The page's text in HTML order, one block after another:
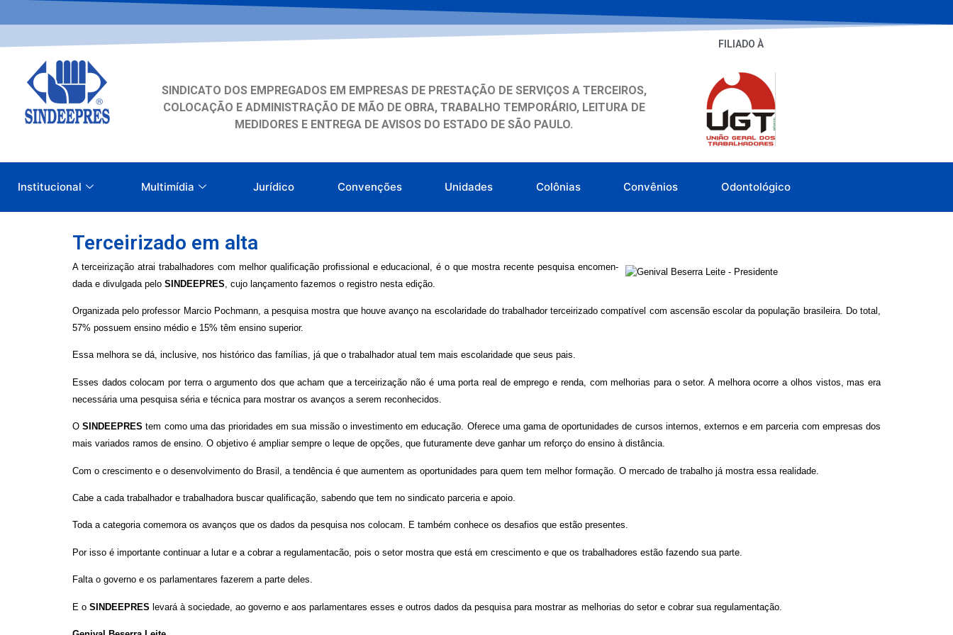
SINDICATO DOS EMPREGADOS EM EMPRESAS DE PRESTAÇÃO DE SERVIÇOS A TERCEIROS,
COLOCAÇÃO E ADMINISTRAÇÃO DE MÃO DE OBRA, TRABALHO TEMPORÁRIO, LEITURA DE
MEDIDORES E ENTREGA DE AVISOS DO ESTADO DE SÃO PAULO.
FILIADO À
Institucional Multimídia Jurídico Convenções Unidades Colônias Convênios Odontológico
Terceirizado em alta
A terceirização atrai trabalhadores com me­lhor qualificação profis­sional e educacional, é o que mostra recente pesquisa encomen­
dada e divulgada pelo SINDEEPRES , cujo lançamento fazemos o registro nesta edição.
Organizada pelo professor Marcio Po­chmann, a pesquisa mostra que houve avanço na escolari­dade do trabalhador terceirizado compa­tível com ascensão escolar da população brasileira. Do total,
57% possuem ensino médio e 15% têm ensi­no superior.
Essa melhora se dá, inclusive, nos histórico das famílias, já que o trabalhador atual tem mais escolaridade que seus pais.
Esses dados colocam por terra o argumen­to dos que acham que a terceirização não é uma porta real de em­prego e renda, com me­lhorias para o setor. A melhora ocorre a olhos vistos, mas era
neces­sária uma pesquisa sé­ria e técnica para mos­trar os avanços a serem reconhecidos.
OSINDEEPREStem como uma das priori­dades em sua missão o investimento em edu­cação. Oferece uma gama de oportunida­des de cursos internos, externos e em parce­ria com empresas dos
mais variados ramos de ensino. O objetivo é ampliar sempre o leque de opções, que futura­mente deve ganhar um reforço do ensino à dis­tância.
Com o crescimento e o desenvolvimento do Brasil, a tendência é que aumentem as opor­tunidades para quem tem melhor formação. O mercado de trabalho já mostra essa realida­de.
Cabe a cada trabalha­dor e trabalhadora bus­car qualificação, saben­do que tem no sindicato parceria e apoio.
Toda a categoria come­mora os avanços que os dados da pesquisa nos colocam. E também co­nhece os desafios que estão presentes.
Por isso é importante continuar a lutar e a cobrar a regulamenta­cão, pois o setor mostra que está em crescimen­to e que os trabalhado­res estão fazendo sua parte.
Falta o governo e os parlamentares faze­rem a parte deles.
E o SINDEEPRES le­vará à sociedade, ao go­verno e aos parlamen­tares esses e outros dados da pesquisa para mostrar as melhorias do setor e cobrar sua regulamentação.